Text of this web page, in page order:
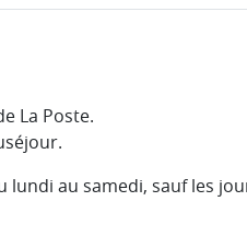
La Poste.
lundi au samedi, sauf les